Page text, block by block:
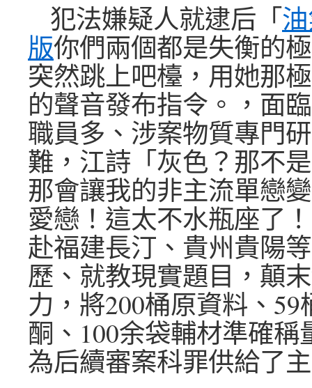
犯法嫌疑人就逮后「
版你們兩個都是失衡的
突然跳上吧檯，用她那
的聲音發布指令。，面
職員多、涉案物質專門
難，江詩「灰色？那不
那會讓我的非主流單戀
愛戀！這太不水瓶座了
赴福建長汀、貴州貴陽
歷、就教現實題目，顛
力，將200桶原資料、
酮、100余袋輔材準確稱
為后續審案科罪供給了